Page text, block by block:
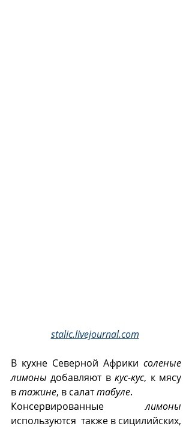
stalic.livejournal.com
В кухне Северной Африки соленые
лимоны добавляют в кус-кус, к мясу
в тажине, в салат табуле.
Консервированные лимоны
используются  также в сицилийских,